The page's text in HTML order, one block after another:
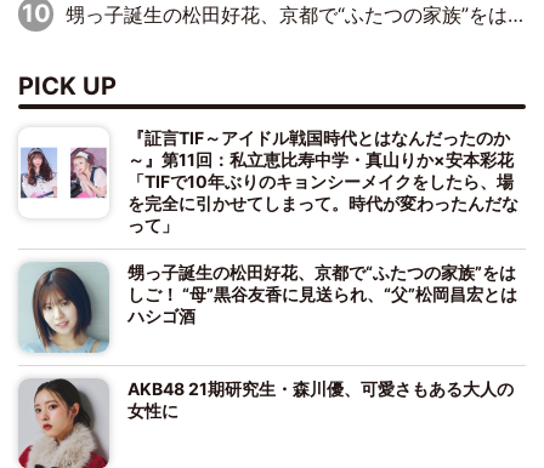
甥っ子誕生の松田好花、京都で“ふたつの家族”をはしご！ “母”黒谷友香に見送られ、“父”松岡昌宏とはハシゴ酒
PICK UP
『証言TIF～アイドル戦国時代とはなんだったのか
～』第11回：私立恵比寿中学・真山りか×安本彩花
「TIFで10年ぶりのキョンシーメイクをしたら、場
を完全に引かせてしまって。時代が変わったんだな
って」
甥っ子誕生の松田好花、京都で“ふたつの家族”をは
しご！ “母”黒谷友香に見送られ、“父”松岡昌宏とは
ハシゴ酒
AKB48 21期研究生・森川優、可愛さもある大人の
女性に